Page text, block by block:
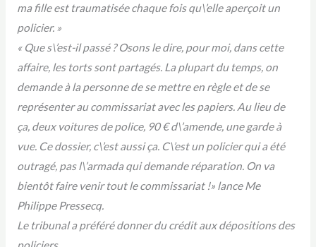
ma fille est traumatisée chaque fois qu\’elle aperçoit un
policier. »
« Que s\’est-il passé ? Osons le dire, pour moi, dans cette
affaire, les torts sont partagés. La plupart du temps, on
demande à la personne de se mettre en règle et de se
représenter au commissariat avec les papiers. Au lieu de
ça, deux voitures de police, 90 € d\’amende, une garde à
vue. Ce dossier, c\’est aussi ça. C\’est un policier qui a été
outragé, pas l\’armada qui demande réparation. On va
bientôt faire venir tout le commissariat !» lance Me
Philippe Pressecq.
Le tribunal a préféré donner du crédit aux dépositions des